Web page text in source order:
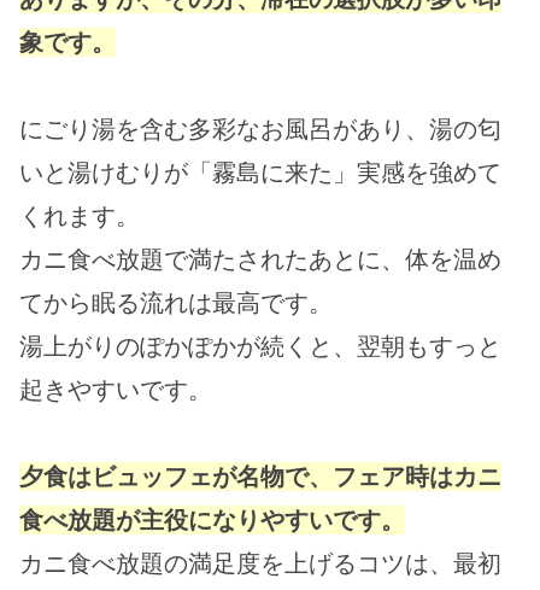
象です。
にごり湯を含む多彩なお風呂があり、湯の匂
いと湯けむりが「霧島に来た」実感を強めて
くれます。
カニ食べ放題で満たされたあとに、体を温め
てから眠る流れは最高です。
湯上がりのぽかぽかが続くと、翌朝もすっと
起きやすいです。
夕食はビュッフェが名物で、フェア時はカニ
食べ放題が主役になりやすいです。
カニ食べ放題の満足度を上げるコツは、最初